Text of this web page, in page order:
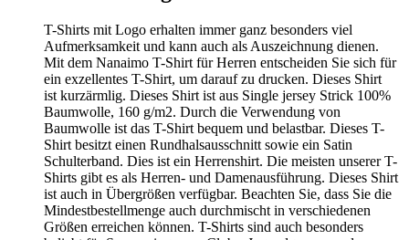
T-Shirts mit Logo erhalten immer ganz besonders viel
Aufmerksamkeit und kann auch als Auszeichnung dienen.
Mit dem Nanaimo T-Shirt für Herren entscheiden Sie sich für
ein exzellentes T-Shirt, um darauf zu drucken. Dieses Shirt
ist kurzärmlig. Dieses Shirt ist aus Single jersey Strick 100%
Baumwolle, 160 g/m2. Durch die Verwendung von
Baumwolle ist das T-Shirt bequem und belastbar. Dieses T-
Shirt besitzt einen Rundhalsausschnitt sowie ein Satin
Schulterband. Dies ist ein Herrenshirt. Die meisten unserer T-
Shirts gibt es als Herren- und Damenausführung. Dieses Shirt
ist auch in Übergrößen verfügbar. Beachten Sie, dass Sie die
Mindestbestellmenge auch durchmischt in verschiedenen
Größen erreichen können. T-Shirts sind auch besonders